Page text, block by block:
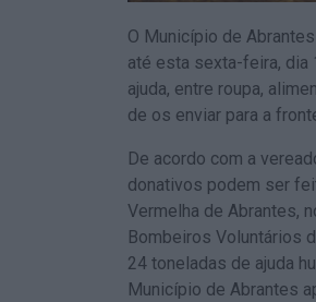
O Município de
até esta sexta-feira, dia
ajuda, entre roupa,
de os enviar para a
De acordo com a
donativos podem ser
Vermelha de Abrantes,
Bombeiros Voluntários
24 toneladas de ajuda
Município de Abrantes